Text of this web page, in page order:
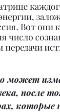
Вот они
число
передачи
может
после
которые